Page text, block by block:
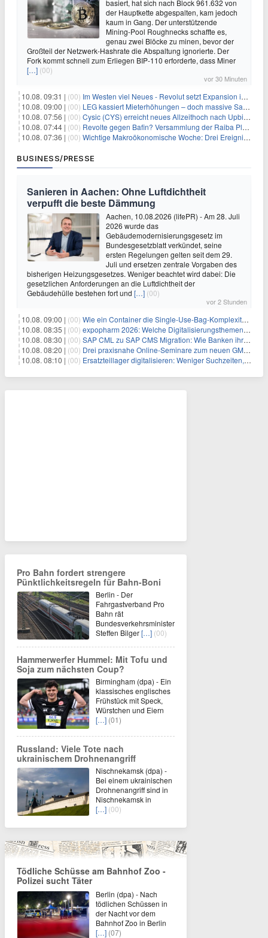
basiert, hat sich nach Block 961.632 von
der Hauptkette abgespalten, kam jedoch
kaum in Gang. Der unterstützende
Mining-Pool Roughnecks schaffte es,
genau zwei Blöcke zu minen, bevor der
Großteil der Netzwerk-Hashrate die Abspaltung ignorierte. Der
Fork kommt schnell zum Erliegen BIP-110 erforderte, dass Miner
[…] (00)
vor 30 Minuten
10.08. 09:31 | (00) Im Westen viel Neues - Revolut setzt Expansion in Europa fort
10.08. 09:00 | (00) LEG kassiert Mieterhöhungen – doch massive Sanierungskosten fressen Gewinne auf
10.08. 07:56 | (00) Cysic (CYS) erreicht neues Allzeithoch nach Upbit-Listing
10.08. 07:44 | (00) Revolte gegen Bafin? Versammlung der Raiba Plankstetten mit brisanter Agenda
10.08. 07:36 | (00) Wichtige Makroökonomische Woche: Drei Ereignisse, die Bitcoin beeinflussen könnten
BUSINESS/PRESSE
Sanieren in Aachen: Ohne Luftdichtheit
verpufft die beste Dämmung
Aachen, 10.08.2026 (lifePR) - Am 28. Juli
2026 wurde das
Gebäudemodernisierungsgesetz im
Bundesgesetzblatt verkündet, seine
ersten Regelungen gelten seit dem 29.
Juli und ersetzen zentrale Vorgaben des
bisherigen Heizungsgesetzes. Weniger beachtet wird dabei: Die
gesetzlichen Anforderungen an die Luftdichtheit der
Gebäudehülle bestehen fort und […] (00)
vor 2 Stunden
10.08. 09:00 | (00) Wie ein Container die Single-Use-Bag-Komplexität reduziert
10.08. 08:35 | (00) expopharm 2026: Welche Digitalisierungsthemen Apotheken betreffen
10.08. 08:30 | (00) SAP CML zu SAP CMS Migration: Wie Banken ihr Sicherheitenmanagement für SAP S/4HANA modernisieren und regulatorische Anforderungen erfüllen
10.08. 08:20 | (00) Drei praxisnahe Online-Seminare zum neuen GModG Ende August und Anfang September 2026
10.08. 08:10 | (00) Ersatzteillager digitalisieren: Weniger Suchzeiten, mehr Produktivität
Pro Bahn fordert strengere
Pünktlichkeitsregeln für Bahn-Boni
Berlin - Der
Fahrgastverband Pro
Bahn rät
Bundesverkehrsminister
Steffen Bilger[…] (00)
Hammerwerfer Hummel: Mit Tofu und
Soja zum nächsten Coup?
Birmingham (dpa) - Ein
klassisches englisches
Frühstück mit Speck,
Würstchen und Eiern
[…] (01)
Russland: Viele Tote nach
ukrainischem Drohnenangriff
Nischnekamsk (dpa) -
Bei einem ukrainischen
Drohnenangriff sind in
Nischnekamsk in
[…] (00)
Tödliche Schüsse am Bahnhof Zoo -
Polizei sucht Täter
Berlin (dpa) - Nach
tödlichen Schüssen in
der Nacht vor dem
Bahnhof Zoo in Berlin
[…] (07)